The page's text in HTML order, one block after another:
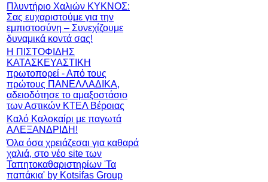
Πλυντήριο Χαλιών ΚΥΚΝΟΣ:
Σας ευχαριστούμε για την
εμπιστοσύνη – Συνεχίζουμε
δυναμικά κοντά σας!
Η ΠΙΣΤΟΦΙΔΗΣ
ΚΑΤΑΣΚΕΥΑΣΤΙΚΗ
πρωτοπορεί - Από τους
πρώτους ΠΑΝΕΛΛΑΔΙΚΑ,
αδειοδότησε το αμαξοστάσιο
των Αστικών ΚΤΕΛ Βέροιας
Καλό Καλοκαίρι με παγωτά
ΑΛΕΞΑΝΔΡΙΔΗ!
Όλα όσα χρειάζεσαι για καθαρά
χαλιά, στο νέο site των
Ταπητοκαθαριστηρίων 'Τα
παπάκια' by Kotsifas Group